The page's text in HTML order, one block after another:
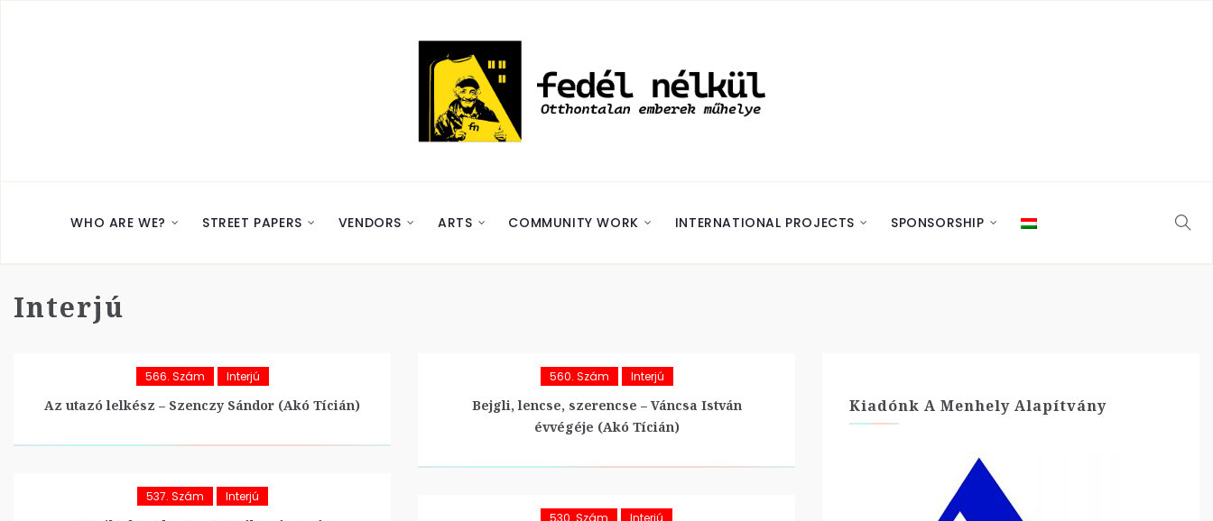
WHO ARE WE? STREET PAPERS VENDORS ARTS COMMUNITY WORK INTERNATIONAL PROJECTS SPONSORSHIP
Interjú
566. Szám Interjú
Az utazó lelkész – Szenczy Sándor (Akó Tícián)
560. Szám Interjú
Bejgli, lencse, szerencse – Váncsa István
évvégéje (Akó Tícián)
537. Szám Interjú
530. Szám Interjú
Kiadónk A Menhely Alapítvány